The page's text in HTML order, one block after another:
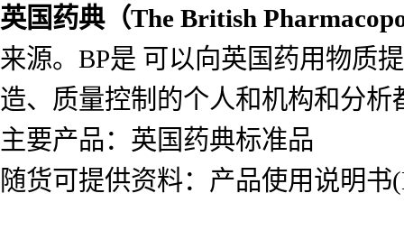
英国药典（The British
来源。BP是 可以向英国药用物质
造、质量控制的个人和机构和分析
主要产品：英国药典标准品
随货可提供资料：产品使用说明书